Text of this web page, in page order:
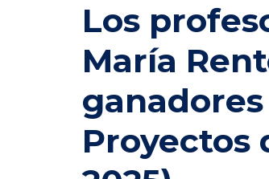
Los
María
Proyectos